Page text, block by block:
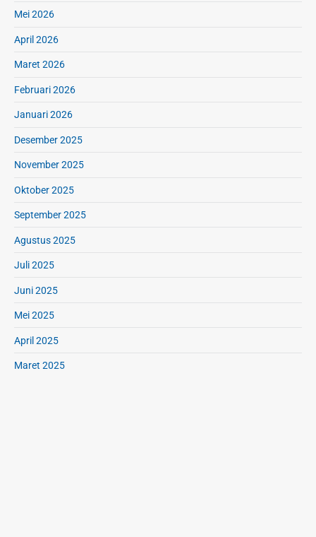
Mei 2026
April 2026
Maret 2026
Februari 2026
Januari 2026
Desember 2025
November 2025
Oktober 2025
September 2025
Agustus 2025
Juli 2025
Juni 2025
Mei 2025
April 2025
Maret 2025